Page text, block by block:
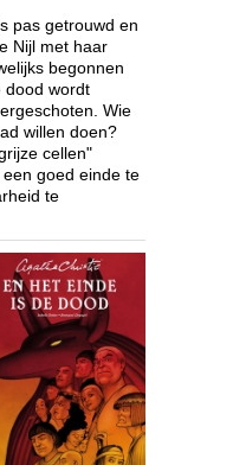
pas getrouwd en
Nijl met haar
begonnen
dood wordt
Wie
willen doen?
cellen"
goed einde te
te